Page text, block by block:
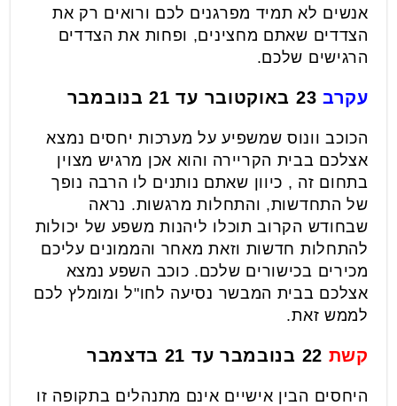
אנשים לא תמיד מפרגנים לכם ורואים רק את
הצדדים שאתם מחצינים, ופחות את הצדדים
הרגישים שלכם.
עקרב
הכוכב וונוס שמשפיע על מערכות יחסים נמצא
אצלכם בבית הקריירה והוא אכן מרגיש מצוין
בתחום זה , כיוון שאתם נותנים לו הרבה נופך
של התחדשות, והתחלות מרגשות. נראה
שבחודש הקרוב תוכלו ליהנות משפע של יכולות
להתחלות חדשות וזאת מאחר והממונים עליכם
מכירים בכישורים שלכם. כוכב השפע נמצא
אצלכם בבית המבשר נסיעה לחו"ל ומומלץ לכם
לממש זאת.
קשת
היחסים הבין אישיים אינם מתנהלים בתקופה זו